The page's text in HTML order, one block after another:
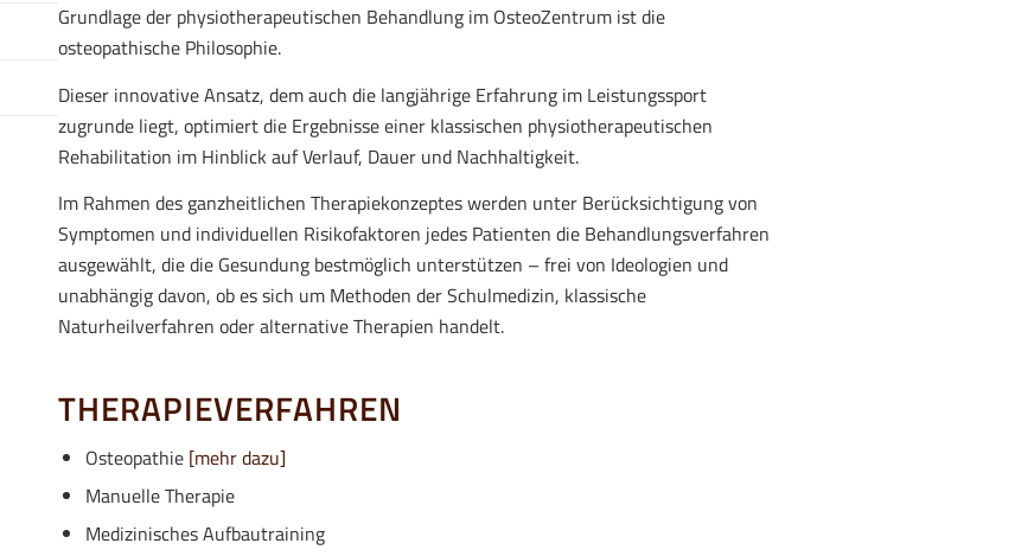
Grundlage der physiotherapeutischen Behandlung im OsteoZentrum ist die
osteopathische Philosophie.
Dieser innovative Ansatz, dem auch die langjährige Erfahrung im Leistungssport
zugrunde liegt, optimiert die Ergebnisse einer klassischen physiotherapeutischen
Rehabilitation im Hinblick auf Verlauf, Dauer und Nachhaltigkeit.
Im Rahmen des ganzheitlichen Therapiekonzeptes werden unter Berücksichtigung von
Symptomen und individuellen Risikofaktoren jedes Patienten die Behandlungsverfahren
ausgewählt, die die Gesundung bestmöglich unterstützen – frei von Ideologien und
unabhängig davon, ob es sich um Methoden der Schulmedizin, klassische
Naturheilverfahren oder alternative Therapien handelt.
THERAPIEVERFAHREN
Osteopathie [mehr dazu]
Manuelle Therapie
Medizinisches Aufbautraining